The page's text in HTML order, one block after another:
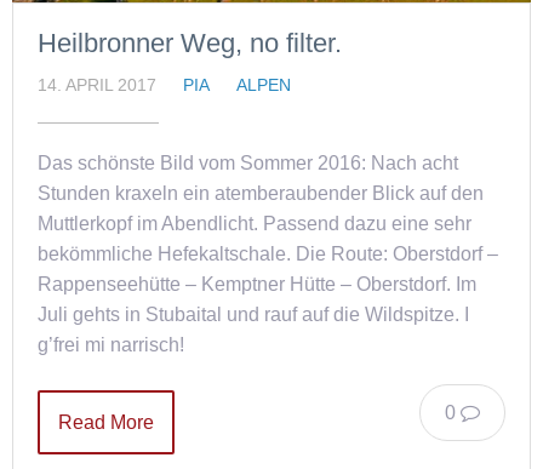
Heilbronner Weg, no filter.
14. APRIL 2017 PIA ALPEN
Das schönste Bild vom Sommer 2016: Nach acht
Stunden kraxeln ein atemberaubender Blick auf den
Muttlerkopf im Abendlicht. Passend dazu eine sehr
bekömmliche Hefekaltschale. Die Route: Oberstdorf –
Rappenseehütte – Kemptner Hütte – Oberstdorf. Im
Juli gehts in Stubaital und rauf auf die Wildspitze. I
g’frei mi narrisch!
0
Read More